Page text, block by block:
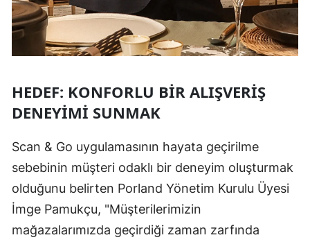
HEDEF: KONFORLU BIR ALIŞVERIŞ
DENEYIMI SUNMAK
Scan & Go uygulamasının hayata geçirilme
sebebinin müşteri odaklı bir deneyim oluşturmak
olduğunu belirten Porland Yönetim Kurulu Üyesi
İmge Pamukçu, "Müşterilerimizin
mağazalarımızda geçirdiği zaman zarfında